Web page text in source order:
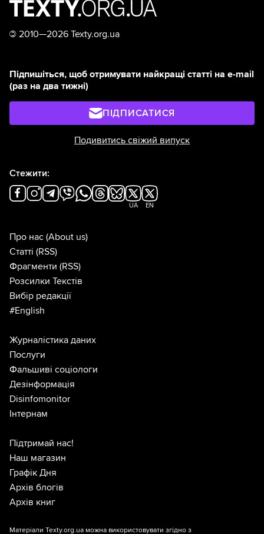
© 2010—2026 Texty.org.ua
Підпишіться, щоб отримувати найкращі статті на e-mail
(раз на два тижні)
ПІДПИСАТИСЯ
Подивитись свіжий випуск
Стежити:
UA EN
Про нас (About us)
Статті (RSS)
Фрагменти (RSS)
Розсилки Текстів
Вибір редакції
#English
Журналістика даних
Послуги
Фальшиві соціологи
Дезінформація
Disinfomonitor
Інтернам
Підтримай нас!
Наш магазин
Графік Дня
Архів блогів
Архів книг
Матеріали Texty.org.ua можна використовувати згідно з